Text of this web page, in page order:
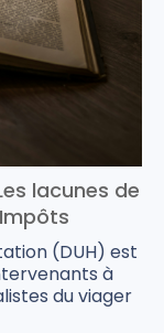
lacunes de
(DUH) est
à
du viager